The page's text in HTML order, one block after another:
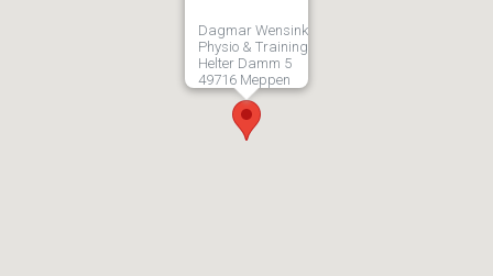
Dagmar Wensink
Physio & Training
Helter Damm 5
49716 Meppen